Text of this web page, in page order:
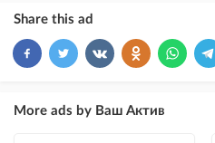
VIP
ad placement above free ads
Share this ad
More ads by Ваш Актив